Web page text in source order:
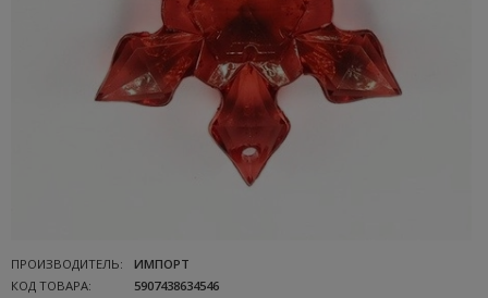
ПРОИЗВОДИТЕЛЬ:
ИМПОРТ
КОД ТОВАРА:
5907438634546